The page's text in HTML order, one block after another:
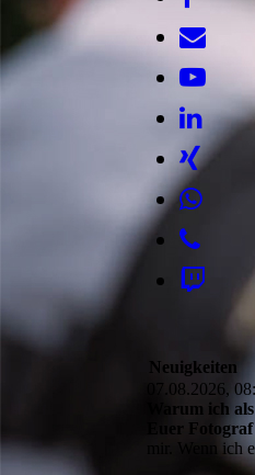
Neuigkeiten
07.08.2026,
Warum ich
Euer
mir. Wenn